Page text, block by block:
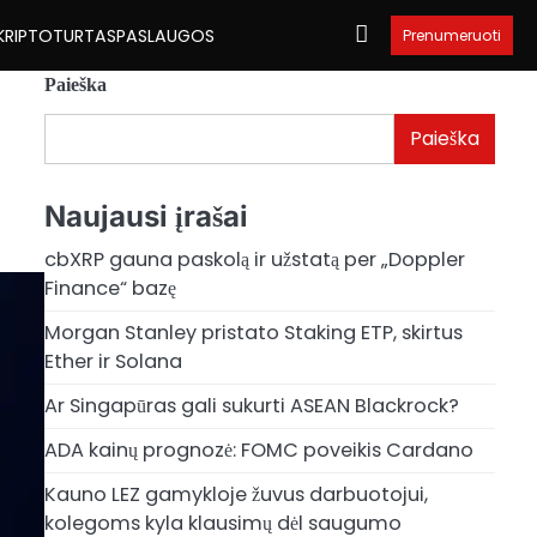
PASLAUGOS Prenumeruoti
Paieška
Paieška
Naujausi įrašai
cbXRP gauna paskolą ir užstatą per „Doppler
Finance“ bazę
Morgan Stanley pristato Staking ETP, skirtus
Ether ir Solana
Ar Singapūras gali sukurti ASEAN Blackrock?
ADA kainų prognozė: FOMC poveikis Cardano
Kauno LEZ gamykloje žuvus darbuotojui,
kolegoms kyla klausimų dėl saugumo